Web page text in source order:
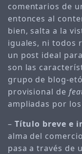
comentarios de
entonces al
bien, salta a la
iguales, ni todos
un post ideal
son las
grupo de blog-
provisional de
ampliadas por
– Título breve e
alma del
pasa a través de